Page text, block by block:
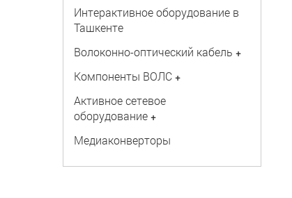
Интерактивное оборудование в
Ташкенте
Волоконно-оптический кабель +
Компоненты ВОЛС +
Активное сетевое
оборудование +
Медиаконверторы